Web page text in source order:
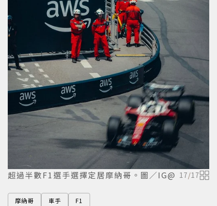
超過半數F1選手選擇定居摩納哥。圖／IG@ 17/17
摩納哥 車手 F1